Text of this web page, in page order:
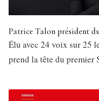
Patrice Talon président
Élu avec 24 voix sur 25
prend la tête du premier